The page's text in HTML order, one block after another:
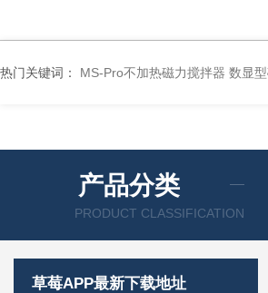
热门关键词： MS-Pro不加热磁力搅拌器 数显
产品分类
PRODUCT CLASSIFICATION
草莓APP最新下载地址